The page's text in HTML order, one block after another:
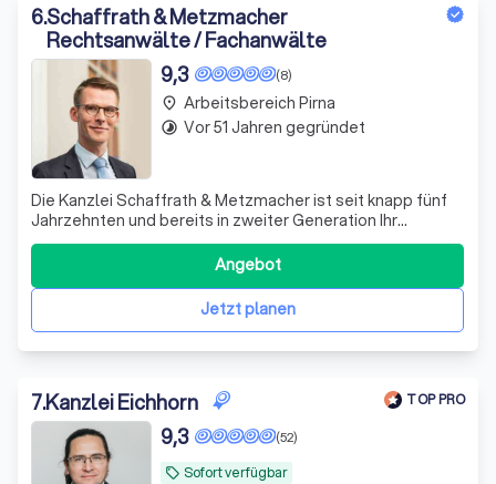
6.Schaffrath & Metzmacher
Rechtsanwälte / Fachanwälte
(8)
9,3
Die Kanzlei Schaffrath & Metzmacher ist seit knapp fünf
Jahrzehnten und bereits in zweiter Generation Ihr
verlässlicher Partner für Rechtsberatung und anwaltliche
Vertretung. Vom Sitz in der Dresdner Innenstadt aus
agiert unser Team europaweit. Es ist unser Anspruch, die
rechtlichen und wirtschaftlJetzt planen
Angebot
place Arbeitsbereich Pirna
timelapse Vor 51 Jahren gegründet
7.Kanzlei Eichhorn TOP PRO
local_offer Sofort verfügbar
(52)
9,3